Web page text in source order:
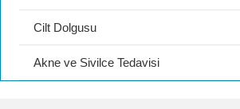
Cilt Dolgusu
Akne ve Sivilce Tedavisi